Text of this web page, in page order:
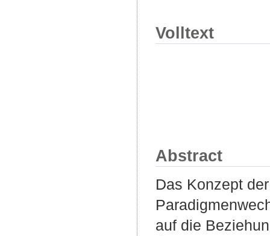
Volltext
Abstract
Das Konzept
auf die